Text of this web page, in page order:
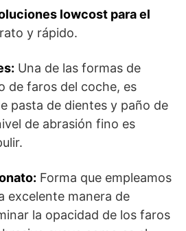
lowcost para el
y rápido.
Una de las formas de
de faros del coche, es
pasta de dientes y paño de
de abrasión fino es
Forma que empleamos
excelente manera de
la opacidad de los faros